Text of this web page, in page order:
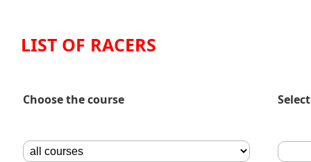
LIST OF RACERS
Choose the course